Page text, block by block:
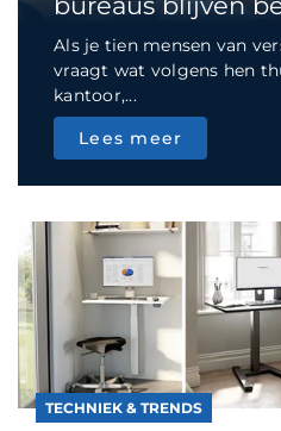
Als je tien mensen van
vraagt wat volgens hen
kantoor,...
Lees meer
TECHNIEK & TRENDS